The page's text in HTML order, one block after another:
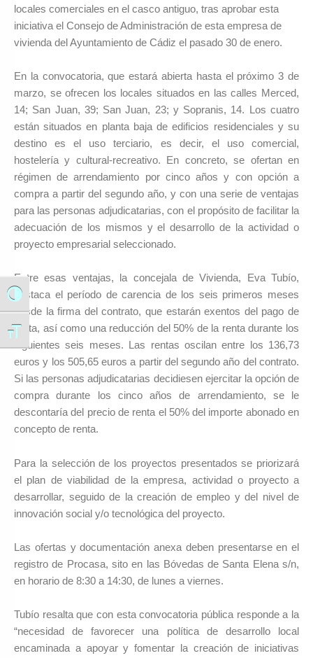
Alternar alto contraste
Alternar tamaño de letra
locales comerciales en el casco antiguo, tras aprobar esta
iniciativa el Consejo de Administración de esta empresa de
vivienda del Ayuntamiento de Cádiz el pasado 30 de enero.
En la convocatoria, que estará abierta hasta el próximo 3 de
marzo, se ofrecen los locales situados en las calles Merced,
14; San Juan, 39; San Juan, 23; y Sopranis, 14. Los cuatro
están situados en planta baja de edificios residenciales y su
destino es el uso terciario, es decir, el uso comercial,
hostelería y cultural-recreativo. En concreto, se ofertan en
régimen de arrendamiento por cinco años y con opción a
compra a partir del segundo año, y con una serie de ventajas
para las personas adjudicatarias, con el propósito de facilitar la
adecuación de los mismos y el desarrollo de la actividad o
proyecto empresarial seleccionado.
Entre esas ventajas, la concejala de Vivienda, Eva Tubío,
destaca el período de carencia de los seis primeros meses
desde la firma del contrato, que estarán exentos del pago de
renta, así como una reducción del 50% de la renta durante los
siguientes seis meses. Las rentas oscilan entre los 136,73
euros y los 505,65 euros a partir del segundo año del contrato.
Si las personas adjudicatarias decidiesen ejercitar la opción de
compra durante los cinco años de arrendamiento, se le
descontaría del precio de renta el 50% del importe abonado en
concepto de renta.
Para la selección de los proyectos presentados se priorizará
el plan de viabilidad de la empresa, actividad o proyecto a
desarrollar, seguido de la creación de empleo y del nivel de
innovación social y/o tecnológica del proyecto.
Las ofertas y documentación anexa deben presentarse en el
registro de Procasa, sito en las Bóvedas de Santa Elena s/n,
en horario de 8:30 a 14:30, de lunes a viernes.
Tubío resalta que con esta convocatoria pública responde a la
“necesidad de favorecer una política de desarrollo local
encaminada a apoyar y fomentar la creación de iniciativas